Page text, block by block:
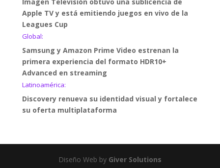
Apple TV y está emitiendo juegos en vivo de la
Leagues Cup
Global:
Samsung y Amazon Prime Video estrenan la
primera experiencia del formato HDR10+
Advanced en streaming
Latinoamérica:
Discovery renueva su identidad visual y fortalece
su oferta multiplataforma
Diseño Web by Giver Solutions